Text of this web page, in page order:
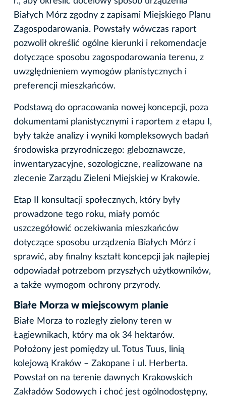
Białych Mórz zgodny z zapisami Miejskiego Planu
Zagospodarowania. Powstały wówczas raport
pozwolił określić ogólne kierunki i rekomendacje
dotyczące sposobu zagospodarowania terenu, z
uwzględnieniem wymogów planistycznych i
preferencji mieszkańców.
Podstawą do opracowania nowej koncepcji, poza
dokumentami planistycznymi i raportem z etapu I,
były także analizy i wyniki kompleksowych badań
środowiska przyrodniczego: gleboznawcze,
inwentaryzacyjne, sozologiczne, realizowane na
zlecenie Zarządu Zieleni Miejskiej w Krakowie.
Etap II konsultacji społecznych, który były
prowadzone tego roku, miały pomóc
uszczegółowić oczekiwania mieszkańców
dotyczące sposobu urządzenia Białych Mórz i
sprawić, aby finalny kształt koncepcji jak najlepiej
odpowiadał potrzebom przyszłych użytkowników,
a także wymogom ochrony przyrody.
Białe Morza w miejscowym planie
Białe Morza to rozległy zielony teren w
Łagiewnikach, który ma ok 34 hektarów.
Położony jest pomiędzy ul. Totus Tuus, linią
kolejową Kraków – Zakopane i ul. Herberta.
Powstał on na terenie dawnych Krakowskich
Zakładów Sodowych i choć jest ogólnodostępny,